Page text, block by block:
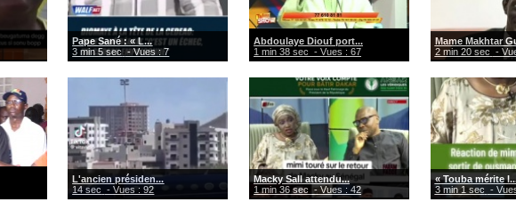
Pape Sané : « L...
3 min 5 sec - Vues : 7
Abdoulaye Diouf port...
1 min 38 sec - Vues : 67
Mame Makhtar
2 min 20 sec -
L'ancien présiden...
14 sec - Vues : 92
Macky Sall attendu...
1 min 36 sec - Vues : 42
« Touba mérite
3 min 1 sec -